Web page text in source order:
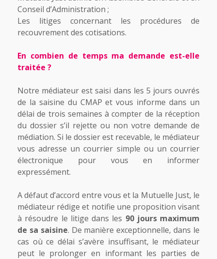
Conseil d’Administration ;
Les litiges concernant les procédures de
recouvrement des cotisations.
En combien de temps ma demande est-elle
traitée ?
Notre médiateur est saisi dans les 5 jours ouvrés
de la saisine du CMAP et vous informe dans un
délai de trois semaines à compter de la réception
du dossier s’il rejette ou non votre demande de
médiation. Si le dossier est recevable, le médiateur
vous adresse un courrier simple ou un courrier
électronique pour vous en informer
expressément.
A défaut d’accord entre vous et la Mutuelle Just, le
médiateur rédige et notifie une proposition visant
à résoudre le litige dans les 90 jours maximum
de sa saisine. De manière exceptionnelle, dans le
cas où ce délai s’avère insuffisant, le médiateur
peut le prolonger en informant les parties de